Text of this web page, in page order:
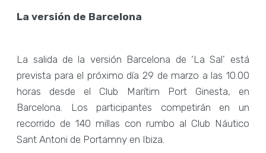
La versión de Barcelona
La salida de la versión Barcelona de ‘La Sal’ está
prevista para el próximo día 29 de marzo a las 10.00
horas desde el Club Marítim Port Ginesta, en
Barcelona. Los participantes competirán en un
recorrido de 140 millas con rumbo al Club Náutico
Sant Antoni de Portamny en Ibiza.